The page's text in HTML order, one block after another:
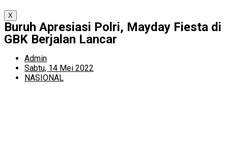
X
Buruh Apresiasi Polri, Mayday Fiesta di
GBK Berjalan Lancar
Admin
Sabtu, 14 Mei 2022
NASIONAL